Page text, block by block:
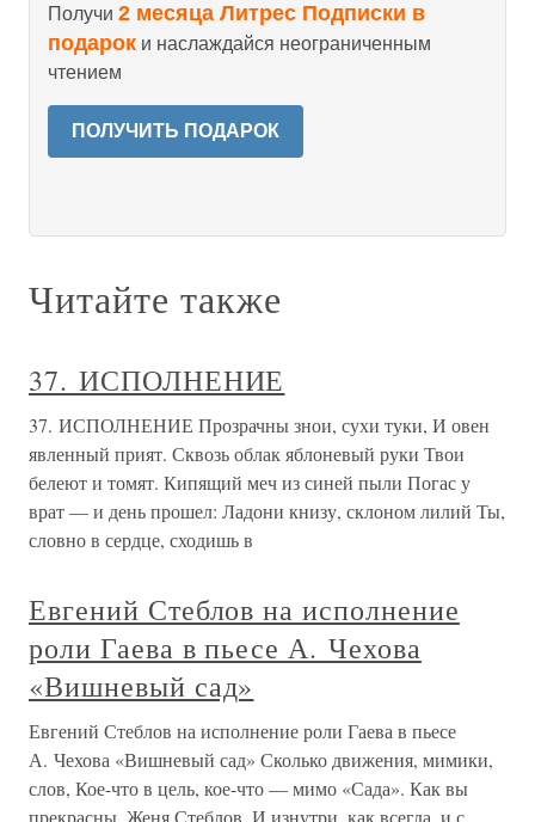
Получи 2 месяца Литрес Подписки в
подарок и наслаждайся неограниченным
чтением
ПОЛУЧИТЬ ПОДАРОК
Читайте также
37. ИСПОЛНЕНИЕ
37. ИСПОЛНЕНИЕ Прозрачны знои, сухи туки, И овен
явленный прият. Сквозь облак яблоневый руки Твои
белеют и томят. Кипящий меч из синей пыли Погас у
врат — и день прошел: Ладони книзу, склоном лилий Ты,
словно в сердце, сходишь в
Евгений Стеблов на исполнение
роли Гаева в пьесе А. Чехова
«Вишневый сад»
Евгений Стеблов на исполнение роли Гаева в пьесе
А. Чехова «Вишневый сад» Сколько движения, мимики,
слов, Кое-что в цель, кое-что — мимо «Сада». Как вы
прекрасны, Женя Стеблов, И изнутри, как всегда, и с